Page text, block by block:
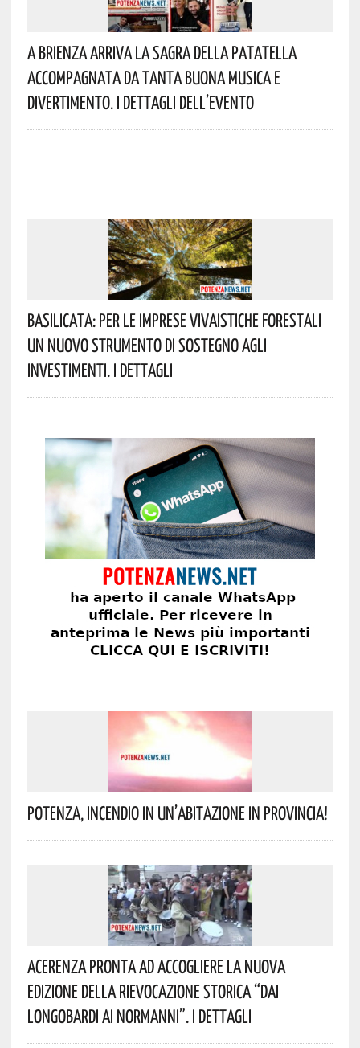
A Brienza Arriva La Sagra Della Patatella
Accompagnata Da Tanta Buona Musica E
Divertimento. I Dettagli Dell’evento
Basilicata: Per Le Imprese Vivaistiche Forestali
Un Nuovo Strumento Di Sostegno Agli
Investimenti. I Dettagli
Potenza, Incendio In Un’abitazione In Provincia!
Acerenza Pronta Ad Accogliere La Nuova
Edizione Della Rievocazione Storica “Dai
Longobardi Ai Normanni”. I Dettagli